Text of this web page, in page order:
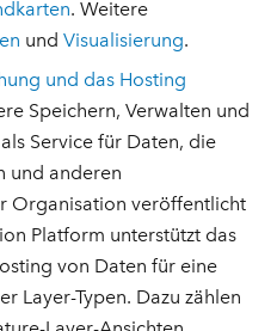
. Weitere
undVisualisierung.
und das Hosting
Speichern, Verwalten und
Service für Daten, die
und anderen
Organisation veröffentlicht
Platform unterstützt das
von Daten für eine
Layer-Typen. Dazu zählen